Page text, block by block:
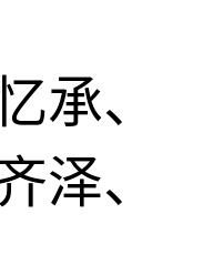
承、
泽、